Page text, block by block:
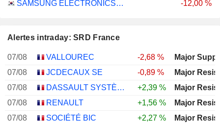
SAMSUNG ELECTRONICS CO., LTD. -12,00 %
Alertes intraday: SRD France
07/08 VALLOUREC -2,68 %
Major
07/08
JCDECAUX SE -0,89 %
Major
07/08
DASSAULT SYSTÈMES SE +2,39 %
Major
07/08
RENAULT +1,56 %
Major
07/08
SOCIÉTÉ BIC +2,27 % Major